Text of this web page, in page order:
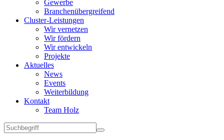
Gewerbe
Branchenübergreifend
Cluster-Leistungen
Wir vernetzen
Wir fördern
Wir entwickeln
Projekte
Aktuelles
News
Events
Weiterbildung
Kontakt
Team Holz